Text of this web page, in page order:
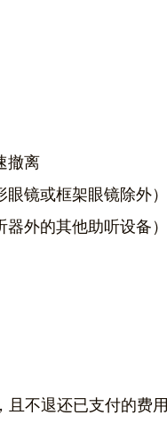
撤离
镜或框架眼镜除外）
外的其他助听设备）
不退还已支付的费用